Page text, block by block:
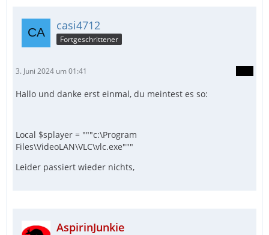
casi4712
Fortgeschrittener
3. Juni 2024 um 01:41
Hallo und danke erst einmal, du meintest es so:
Local $splayer = """c:\Program
Files\VideoLAN\VLC\vlc.exe"""
Leider passiert wieder nichts,
AspirinJunkie